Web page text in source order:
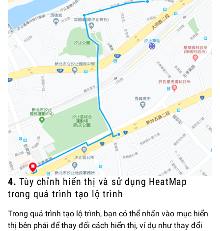
4. Tùy chỉnh hiển thị và sử dụng HeatMap
trong quá trình tạo lộ trình
Trong quá trình tạo lộ trình, bạn có thể nhấn vào mục hiển
thị bên phải để thay đổi cách hiển thị, ví dụ như thay đổi